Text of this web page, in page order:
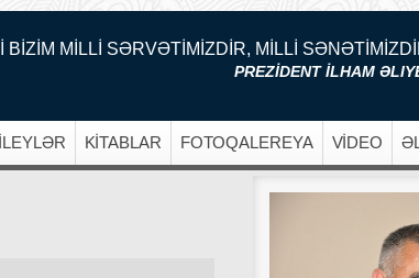
BİZİM MİLLİ SƏRVƏTİMİZDİR, MİLLİ
PREZİDENT İLHAM
KİTABLAR FOTOQALEREYA VİDEO